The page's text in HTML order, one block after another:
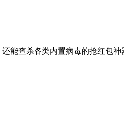
能查杀各类内置病毒的抢红包